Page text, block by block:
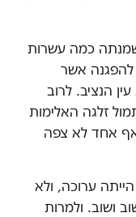
כמה עשרות
להפגנה אשר
הנציב. לרוב
זלגה האלימות
אחד לא צפה
ערוכה, ולא
ושוב. ולמרות